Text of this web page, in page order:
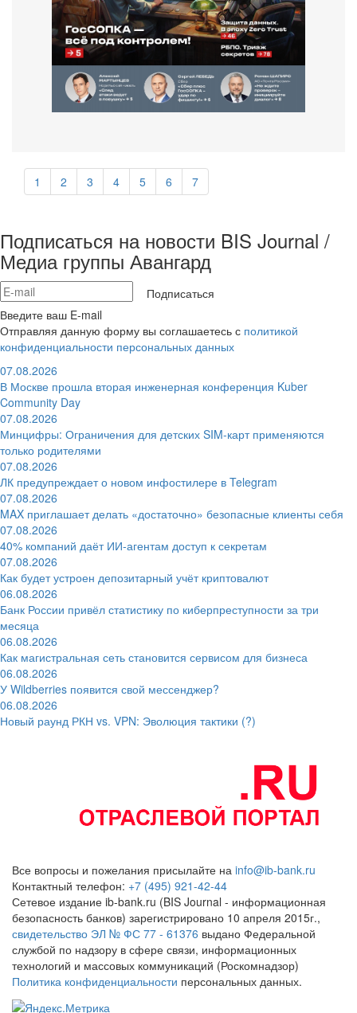
1 2 3 4 5 6 7
Подписаться на новости BIS Journal /
Медиа группы Авангард
Подписаться
Введите ваш E-mail
Отправляя данную форму вы соглашаетесь с политикой
конфиденциальности персональных данных
07.08.2026
В Москве прошла вторая инженерная конференция Kuber
Community Day
07.08.2026
Минцифры: Ограничения для детских SIM-карт применяются
только родителями
07.08.2026
ЛК предупреждает о новом инфостилере в Telegram
07.08.2026
MAX приглашает делать «достаточно» безопасные клиенты себя
07.08.2026
40% компаний даёт ИИ‑агентам доступ к секретам
07.08.2026
Как будет устроен депозитарный учёт криптовалют
06.08.2026
Банк России привёл статистику по киберпреступности за три
месяца
06.08.2026
Как магистральная сеть становится сервисом для бизнеса
06.08.2026
У Wildberries появится свой мессенджер?
06.08.2026
Новый раунд РКН vs. VPN: Эволюция тактики (?)
Все вопросы и пожелания присылайте на info@ib-bank.ru
Контактный телефон: +7 (495) 921-42-44
Сетевое издание ib-bank.ru (BIS Journal - информационная
безопасность банков) зарегистрировано 10 апреля 2015г.,
свидетельство ЭЛ № ФС 77 - 61376 выдано Федеральной
службой по надзору в сфере связи, информационных
технологий и массовых коммуникаций (Роскомнадзор)
Политика конфиденциальности персональных данных.